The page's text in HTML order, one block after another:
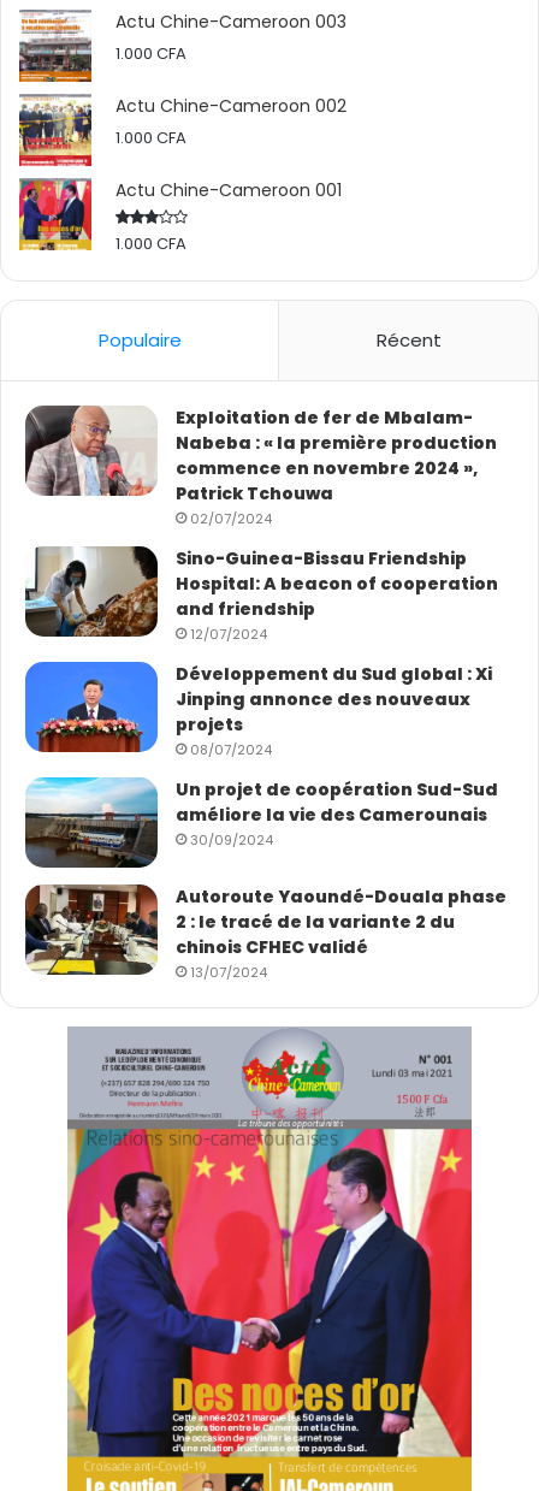
Actu Chine-Cameroon 003
1.000 CFA
Actu Chine-Cameroon 002
1.000 CFA
Actu Chine-Cameroon 001
Rated
1.000 CFA
Populaire Récent
Exploitation de fer de Mbalam-
Nabeba : « la première production
commence en novembre 2024 »,
Patrick Tchouwa
02/07/2024
Sino-Guinea-Bissau Friendship
Hospital: A beacon of cooperation
and friendship
12/07/2024
Développement du Sud global : Xi
Jinping annonce des nouveaux
projets
08/07/2024
Un projet de coopération Sud-Sud
améliore la vie des Camerounais
30/09/2024
Autoroute Yaoundé-Douala phase
2 : le tracé de la variante 2 du
chinois CFHEC validé
13/07/2024